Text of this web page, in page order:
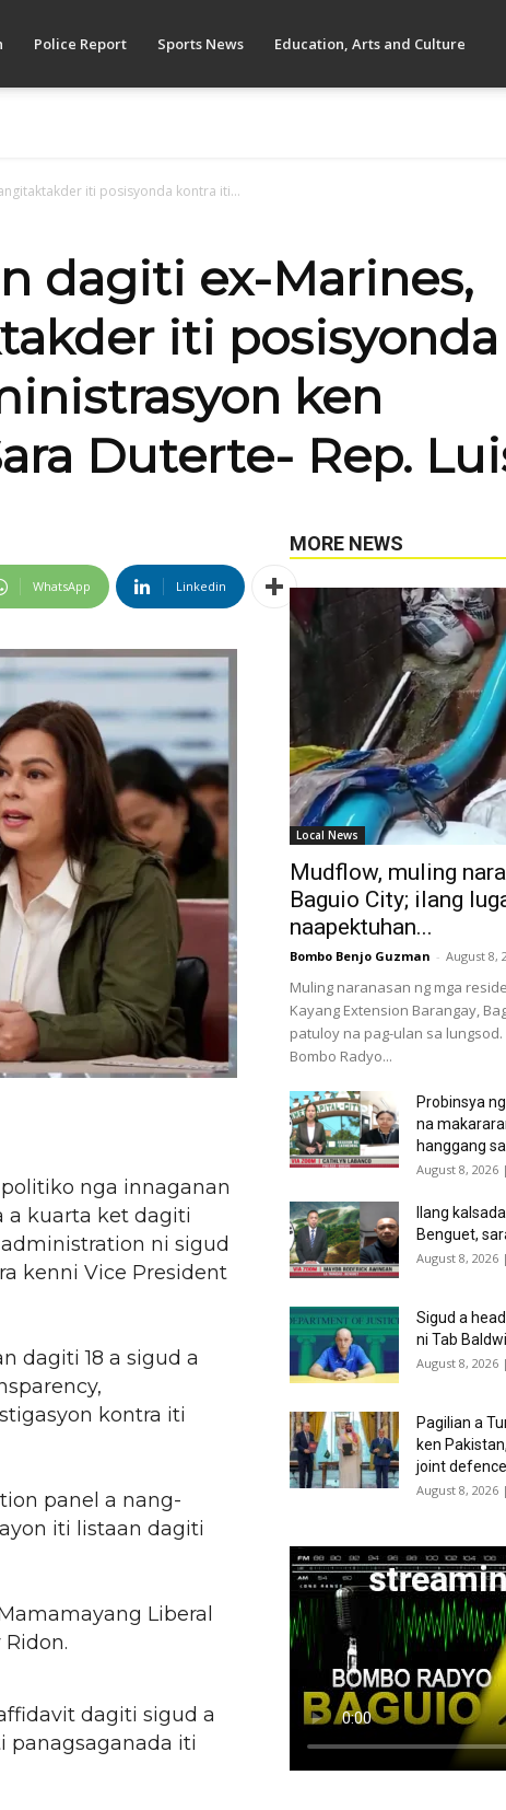
Police Report Sports News Education, Arts and Culture
iti posisyonda kontra iti...
dagiti ex-Marines,
iti posisyonda
ken
Duterte- Rep.
WhatsApp Linkedin
nga innaganan
a kuarta ket dagiti
ni sigud
kenni Vice President
dagiti 18 a sigud a
kontra iti
panel a nang-
iti listaan dagiti
Liberal
dagiti sigud a
panagsaganada iti
MORE NEWS
Local News
Mudflow, muling
Baguio City; ilang
naapektuhan...
Bombo Benjo Guzman - August 8,
Muling naranasan ng mga
Kayang Extension Barangay,
patuloy na pag-ulan sa
Bombo Radyo...
Probinsya
na
hanggang sa
August 8, 2026
Ilang
Benguet,
August 8, 2026
Sigud a
ni Tab
August 8, 2026
Pagilian a
ken
joint
August 8, 2026